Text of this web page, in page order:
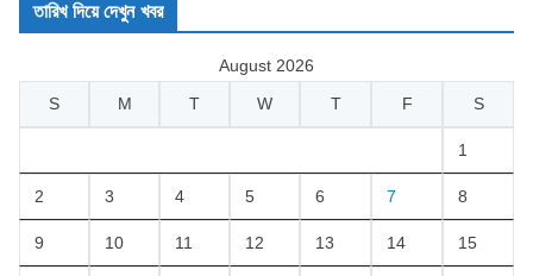
তারিখ দিয়ে দেখুন খবর
August 2026
S
M T W T F S
1
2 3 4 5 6 7 8
9 10 11 12 13 14 15